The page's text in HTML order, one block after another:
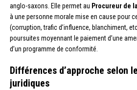
anglo-saxons. Elle permet au Procureur de
à une personne morale mise en cause pour
(corruption, trafic d’influence, blanchiment,
poursuites moyennant le paiement d’une
d’un programme de conformité.
Différences d’approche selon
juridiques